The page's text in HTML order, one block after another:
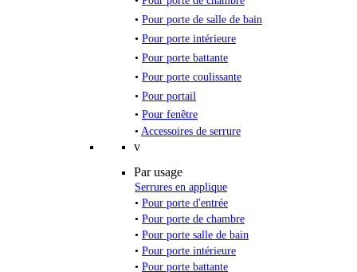
• Pour porte de salle de bain
• Pour porte intérieure
• Pour porte battante
• Pour porte coulissante
• Pour portail
• Pour fenêtre
• Accessoires de serrure
v
Par usage
Serrures en applique
• Pour porte d'entrée
• Pour porte de chambre
• Pour porte salle de bain
• Pour porte intérieure
• Pour porte battante